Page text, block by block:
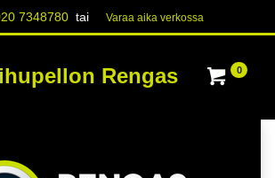
7348780 tai Varaa aika verk​​​​ossa
Rengas 0